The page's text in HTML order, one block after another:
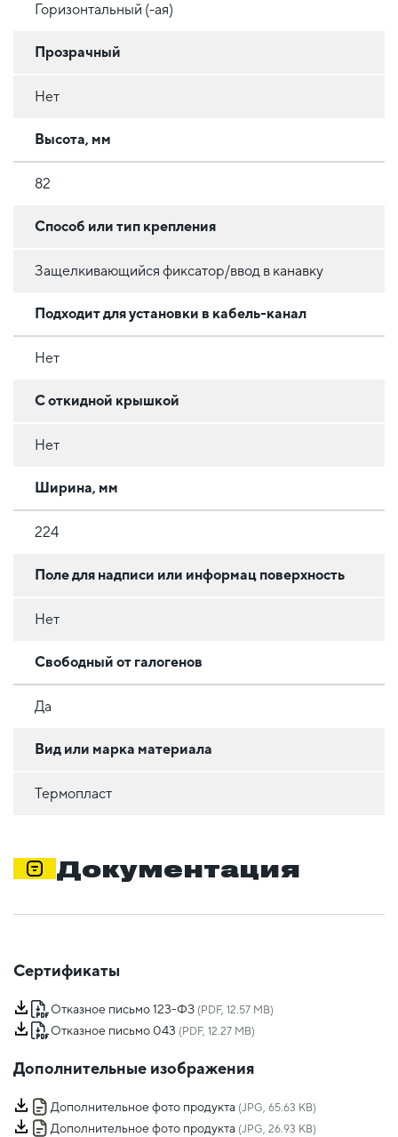
Горизонтальный (-ая)
Прозрачный
Нет
Высота, мм
82
Способ или тип крепления
Защелкивающийся фиксатор/ввод в канавку
Подходит для установки в кабель-канал
Нет
С откидной крышкой
Нет
Ширина, мм
224
Поле для надписи или информац поверхность
Нет
Свободный от галогенов
Да
Вид или марка материала
Термопласт
Документация
Сертификаты
Отказное письмо 123-ФЗ (PDF, 12.57 MB)
Отказное письмо 043 (PDF, 12.27 MB)
Дополнительные изображения
Дополнительное фото продукта (JPG, 65.63 KB)
Дополнительное фото продукта (JPG, 26.93 KB)